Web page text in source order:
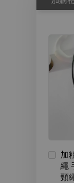
加
繩
頸